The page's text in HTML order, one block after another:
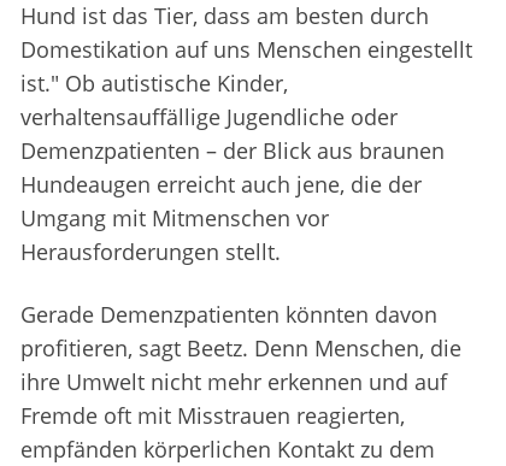
Hund ist das Tier, dass am besten durch
Domestikation auf uns Menschen eingestellt
ist." Ob autistische Kinder,
verhaltensauffällige Jugendliche oder
Demenzpatienten – der Blick aus braunen
Hundeaugen erreicht auch jene, die der
Umgang mit Mitmenschen vor
Herausforderungen stellt.
Gerade Demenzpatienten könnten davon
profitieren, sagt Beetz. Denn Menschen, die
ihre Umwelt nicht mehr erkennen und auf
Fremde oft mit Misstrauen reagierten,
empfänden körperlichen Kontakt zu dem